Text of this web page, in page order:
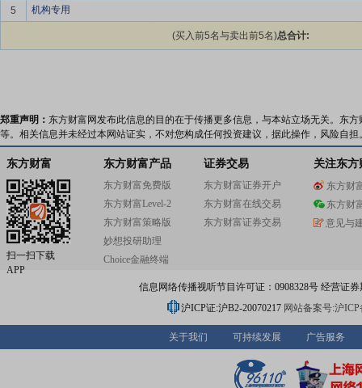
5
机构专用
(买入前5名与卖出前5名)总合计:
郑重声明： 东方财富网发布此信息的目的在于传播更多信息，与本站立场无关。东
等。相关信息并未经过本网站证实，不对您构成任何投资建议，据此操作，风险自担